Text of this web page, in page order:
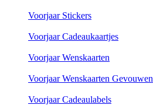
Voorjaar Stickers
Voorjaar Cadeaukaartjes
Voorjaar Wenskaarten
Voorjaar Wenskaarten Gevouwen
Voorjaar Cadeaulabels